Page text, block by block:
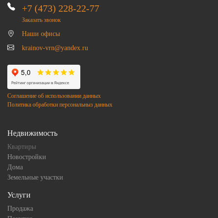
+7 (473) 228-22-77
Заказать звонок
Наши офисы
krainov-vrn@yandex.ru
Соглашение об использовании данных
Политика обработки персональныз данных
Недвижимость
Квартиры
Новостройки
Дома
Земельные участки
Услуги
Продажа